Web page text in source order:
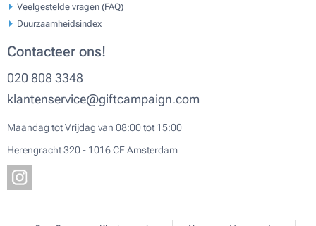
Veelgestelde vragen (FAQ)
Duurzaamheidsindex
Contacteer ons!
020 808 3348
klantenservice@giftcampaign.com
Maandag tot Vrijdag van 08:00 tot 15:00
Herengracht 320 - 1016 CE Amsterdam